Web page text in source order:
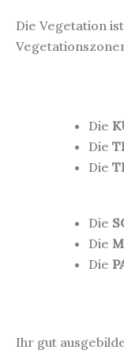
Die Vegetation
Die
Die
Die
Die
Die
Die
Ihr gut